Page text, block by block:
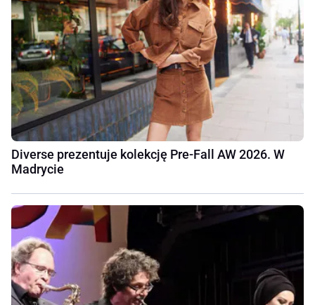
Diverse prezentuje kolekcję Pre-Fall AW 2026. W
Madrycie